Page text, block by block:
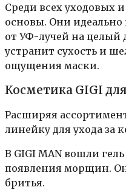
Среди всех уходовых
основы. Они
от УФ-лучей на целый
устранит сухость и
ощущения маски.
Косметика GIGI
Расширяя
линейку для ухода за
В GIGI MAN вошли
появления морщин.
бритья.